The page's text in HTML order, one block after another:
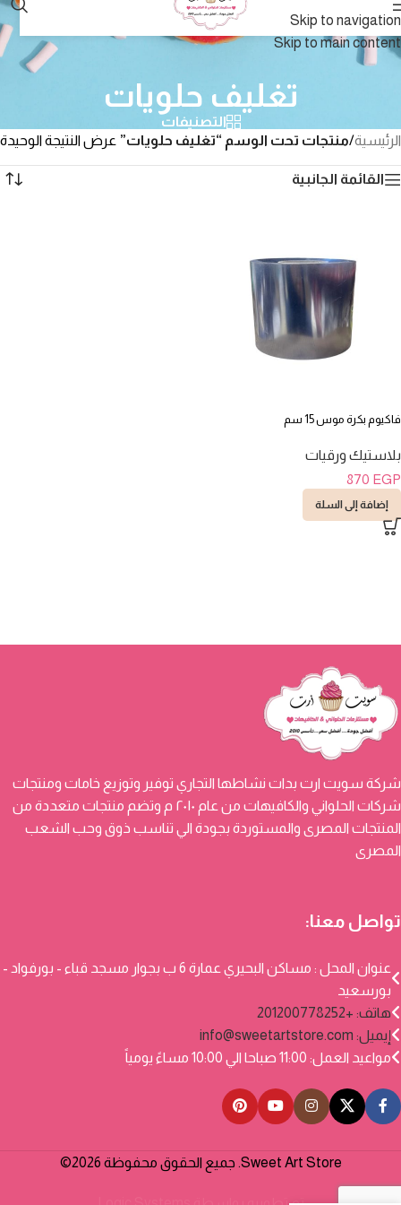
Skip to navigation
Skip to main content
تغليف حلويات
التصنيفات
الرئيسية/منتجات تحت الوسم “تغليف حلويات” عرض النتيجة الوحيدة
القائمة الجانبية
فاكيوم بكرة موس 15 سم
بلاستيك ورقيات
870 EGP
إضافة إلى السلة
شركة سويت ارت بدات نشاطها التجاري توفير وتوزيع خامات ومنتجات
شركات الحلواني والكافيهات من عام ٢٠١٠ م وتضم منتجات متعددة من
المنتجات المصرى والمستوردة بجودة الي تناسب ذوق وحب الشعب
المصرى
تواصل معنا:
عنوان المحل : مساكن البحيري عمارة 6 ب بجوار مسجد قباء - بورفواد -
بورسعيد
هاتف: +201200778252
إيميل: info@sweetartstore.com
مواعيد العمل: 11:00 صباحا الي 10:00 مساءً يومياً
Sweet Art Store. جميع الحقوق محفوظة 2026©